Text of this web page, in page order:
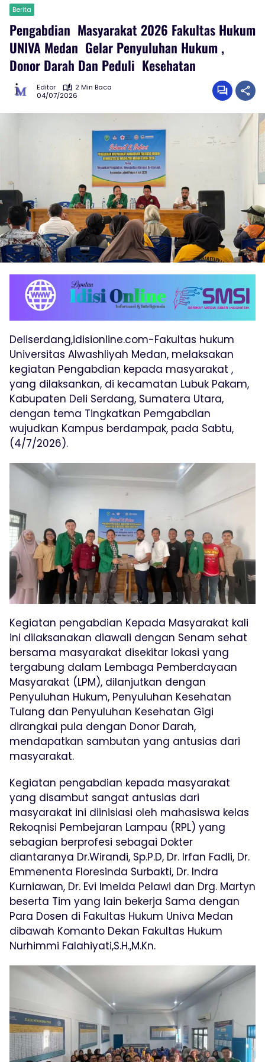
Berita
Pengabdian Masyarakat 2026 Fakultas Hukum
UNIVA Medan Gelar Penyuluhan Hukum ,
Donor Darah Dan Peduli Kesehatan
Editor
2 Min Baca
04/07/2026
Deliserdang,idisionline.com-Fakultas hukum
Universitas Alwashliyah Medan, melaksakan
kegiatan Pengabdian kepada masyarakat ,
yang dilaksankan, di kecamatan Lubuk Pakam,
Kabupaten Deli Serdang, Sumatera Utara,
dengan tema Tingkatkan Pemgabdian
wujudkan Kampus berdampak, pada Sabtu,
(4/7/2026).
Kegiatan pengabdian Kepada Masyarakat kali
ini dilaksanakan diawali dengan Senam sehat
bersama masyarakat disekitar lokasi yang
tergabung dalam Lembaga Pemberdayaan
Masyarakat (LPM), dilanjutkan dengan
Penyuluhan Hukum, Penyuluhan Kesehatan
Tulang dan Penyuluhan Kesehatan Gigi
dirangkai pula dengan Donor Darah,
mendapatkan sambutan yang antusias dari
masyarakat.
Kegiatan pengabdian kepada masyarakat
yang disambut sangat antusias dari
masyarakat ini diinisiasi oleh mahasiswa kelas
Rekoqnisi Pembejaran Lampau (RPL) yang
sebagian berprofesi sebagai Dokter
diantaranya Dr.Wirandi, Sp.P.D, Dr. Irfan Fadli, Dr.
Emmenenta Floresinda Surbakti, Dr. Indra
Kurniawan, Dr. Evi Imelda Pelawi dan Drg. Martyn
beserta Tim yang lain bekerja Sama dengan
Para Dosen di Fakultas Hukum Univa Medan
dibawah Komanto Dekan Fakultas Hukum
Nurhimmi Falahiyati,S.H.,M.Kn.